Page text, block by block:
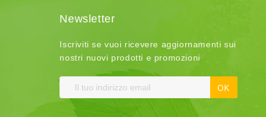
Newsletter
Iscriviti se vuoi ricevere aggiornamenti sui
nostri nuovi prodotti e promozioni